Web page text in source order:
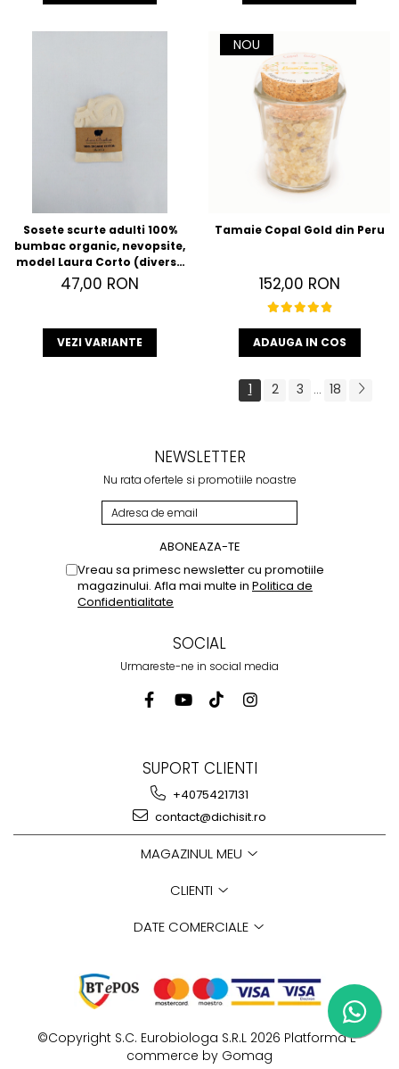
Sosete scurte adulti 100%
bumbac organic, nevopsite,
model Laura Corto (diverse
marimi)
47,00 RON
VEZI VARIANTE
NOU
Tamaie Copal Gold din Peru
152,00 RON
ADAUGA IN COS
1 2 3 ... 18
NEWSLETTER
Nu rata ofertele si promotiile noastre
Vreau sa primesc newsletter cu promotiile
magazinului. Afla mai multe in Politica de
Confidentialitate
SOCIAL
Urmareste-ne in social media
SUPORT CLIENTI
+40754217131
contact@dichisit.ro
MAGAZINUL MEU
CLIENTI
DATE COMERCIALE
©Copyright S.C. Eurobiologa S.R.L 2026 Platforma E-
commerce by Gomag